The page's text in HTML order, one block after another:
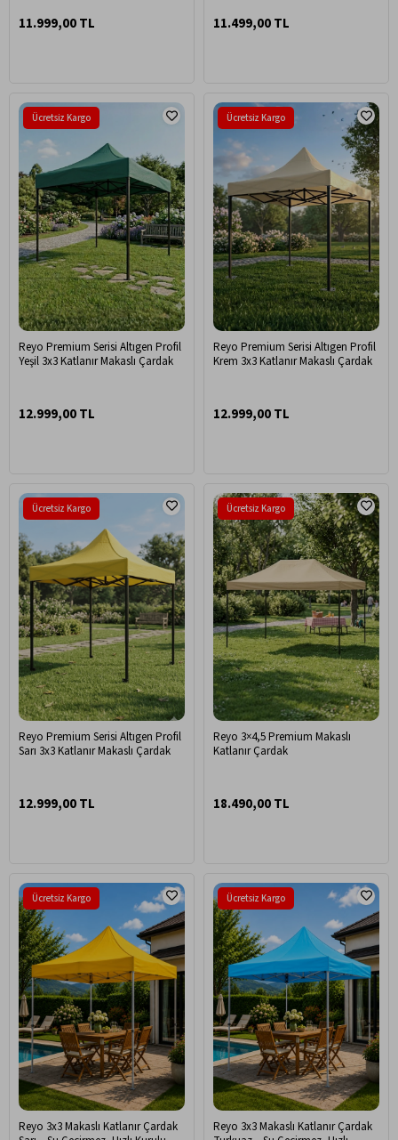
11.999,00 TL 11.499,00 TL
Reyo Premium Serisi Altıgen Profil
Yeşil 3x3 Katlanır Makaslı Çardak
12.999,00 TL
Ücretsiz Kargo
Reyo Premium Serisi Altıgen Profil
Krem 3x3 Katlanır Makaslı Çardak
12.999,00 TL
Ücretsiz Kargo
Reyo Premium Serisi Altıgen Profil
Sarı 3x3 Katlanır Makaslı Çardak
12.999,00 TL
Ücretsiz Kargo
Reyo 3×4,5 Premium Makaslı
Katlanır Çardak
18.490,00 TL
Ücretsiz Kargo
Reyo 3x3 Makaslı Katlanır Çardak
Ücretsiz Kargo
Reyo 3x3 Makaslı Katlanır Çardak
Ücretsiz Kargo